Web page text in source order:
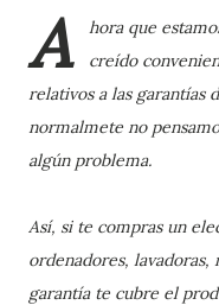
A hora que
creído
relativos a las garantías
normalmete no
algún problema.
Así, si te compras un
ordenadores, lavadoras,
garantía te cubre el